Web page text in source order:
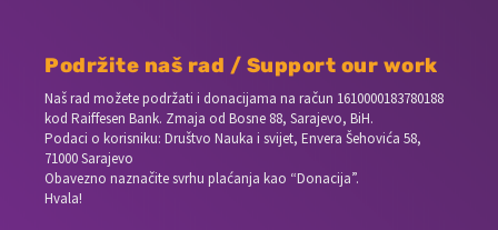
Podržite naš rad / Support our work
Naš rad možete podržati i donacijama na račun 1610000183780188
kod Raiffesen Bank. Zmaja od Bosne 88, Sarajevo, BiH.
Podaci o korisniku: Društvo Nauka i svijet, Envera Šehovića 58,
71000 Sarajevo
Obavezno naznačite svrhu plaćanja kao “Donacija”.
Hvala!